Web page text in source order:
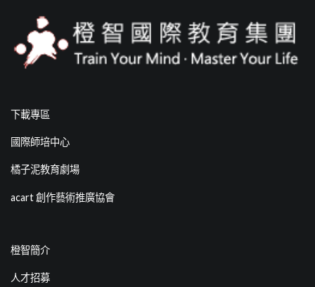
下載專區
國際師培中心
橘子泥教育劇場
acart 創作藝術推廣協會
橙智簡介
人才招募